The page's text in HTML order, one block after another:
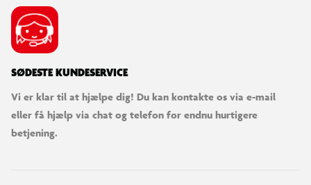
SØDESTE KUNDESERVICE
Vi er klar til at hjælpe dig! Du kan kontakte os via e-mail
eller få hjælp via chat og telefon for endnu hurtigere
betjening.